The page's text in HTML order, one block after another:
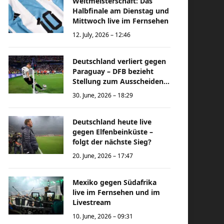
Halbfinale am Dienstag und
Mittwoch live im Fernsehen
12. July, 2026 – 12:46
Deutschland verliert gegen
Paraguay – DFB bezieht
Stellung zum Ausscheiden
bei der Weltmeisterschaft
30. June, 2026 – 18:29
Deutschland heute live
gegen Elfenbeinküste –
folgt der nächste Sieg?
20. June, 2026 – 17:47
Mexiko gegen Südafrika
live im Fernsehen und im
Livestream
10. June, 2026 – 09:31